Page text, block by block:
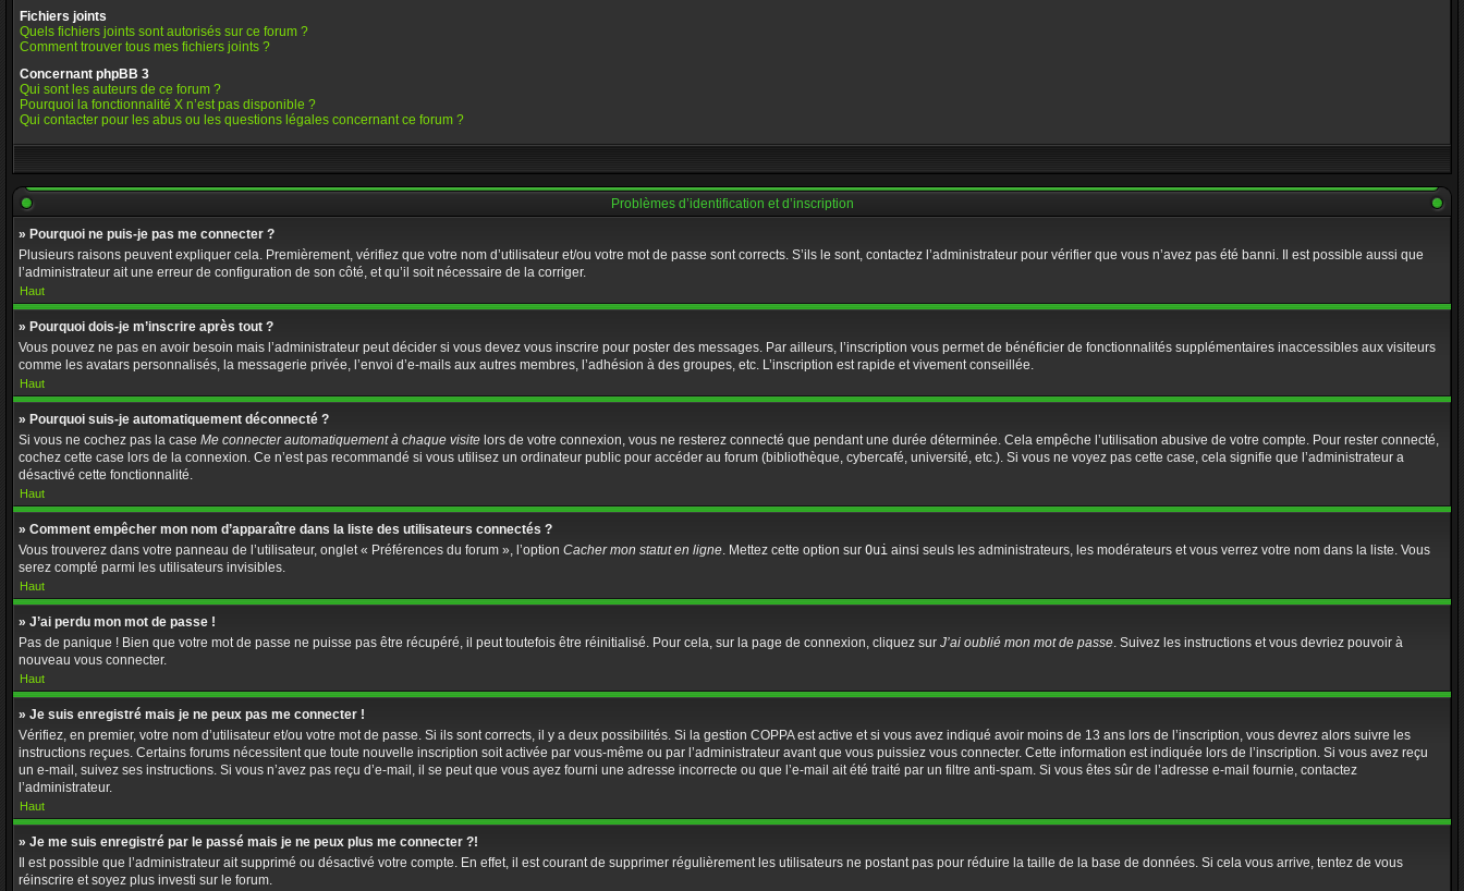
Fichiers joints
Quels fichiers joints sont autorisés sur ce forum ?
Comment trouver tous mes fichiers joints ?
Concernant phpBB 3
Qui sont les auteurs de ce forum ?
Pourquoi la fonctionnalité X n’est pas disponible ?
Qui contacter pour les abus ou les questions légales concernant ce forum ?
Problèmes d’identification et d’inscription
» Pourquoi ne puis-je pas me connecter ?
Plusieurs raisons peuvent expliquer cela. Premièrement, vérifiez que votre nom d’utilisateur et/ou votre mot de passe sont corrects. S’ils le sont, contactez l’administrateur pour vérifier que vous n’avez pas été banni. Il est possible aussi que
l’administrateur ait une erreur de configuration de son côté, et qu’il soit nécessaire de la corriger.
Haut
» Pourquoi dois-je m’inscrire après tout ?
Vous pouvez ne pas en avoir besoin mais l’administrateur peut décider si vous devez vous inscrire pour poster des messages. Par ailleurs, l’inscription vous permet de bénéficier de fonctionnalités supplémentaires inaccessibles aux visiteurs
comme les avatars personnalisés, la messagerie privée, l’envoi d’e-mails aux autres membres, l’adhésion à des groupes, etc. L’inscription est rapide et vivement conseillée.
Haut
» Pourquoi suis-je automatiquement déconnecté ?
Si vous ne cochez pas la case Me connecter automatiquement à chaque visite lors de votre connexion, vous ne resterez connecté que pendant une durée déterminée. Cela empêche l’utilisation abusive de votre compte. Pour rester connecté,
cochez cette case lors de la connexion. Ce n’est pas recommandé si vous utilisez un ordinateur public pour accéder au forum (bibliothèque, cybercafé, université, etc.). Si vous ne voyez pas cette case, cela signifie que l’administrateur a
désactivé cette fonctionnalité.
Haut
» Comment empêcher mon nom d’apparaître dans la liste des utilisateurs connectés ?
Vous trouverez dans votre panneau de l’utilisateur, onglet « Préférences du forum », l’option Cacher mon statut en ligne. Mettez cette option sur Oui ainsi seuls les administrateurs, les modérateurs et vous verrez votre nom dans la liste. Vous
serez compté parmi les utilisateurs invisibles.
Haut
» J’ai perdu mon mot de passe !
Pas de panique ! Bien que votre mot de passe ne puisse pas être récupéré, il peut toutefois être réinitialisé. Pour cela, sur la page de connexion, cliquez sur J’ai oublié mon mot de passe. Suivez les instructions et vous devriez pouvoir à
nouveau vous connecter.
Haut
» Je suis enregistré mais je ne peux pas me connecter !
Vérifiez, en premier, votre nom d’utilisateur et/ou votre mot de passe. Si ils sont corrects, il y a deux possibilités. Si la gestion COPPA est active et si vous avez indiqué avoir moins de 13 ans lors de l’inscription, vous devrez alors suivre les
instructions reçues. Certains forums nécessitent que toute nouvelle inscription soit activée par vous-même ou par l’administrateur avant que vous puissiez vous connecter. Cette information est indiquée lors de l’inscription. Si vous avez reçu
un e-mail, suivez ses instructions. Si vous n’avez pas reçu d’e-mail, il se peut que vous ayez fourni une adresse incorrecte ou que l’e-mail ait été traité par un filtre anti-spam. Si vous êtes sûr de l’adresse e-mail fournie, contactez
l’administrateur.
Haut
» Je me suis enregistré par le passé mais je ne peux plus me connecter ?!
Il est possible que l’administrateur ait supprimé ou désactivé votre compte. En effet, il est courant de supprimer régulièrement les utilisateurs ne postant pas pour réduire la taille de la base de données. Si cela vous arrive, tentez de vous
réinscrire et soyez plus investi sur le forum.